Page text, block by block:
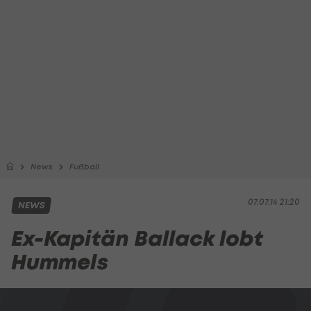
News Fußball
07.07.14 21:20
NEWS
Ex-Kapitän Ballack lobt
Hummels